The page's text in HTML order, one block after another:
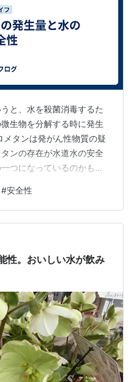
と、水を殺菌消毒するた
生物を分解する時に発生
タンは発がん性物質の疑
ンの存在が水道水の安全
つになっているのかもし
。 人間が生涯に渡って水
響を生じない水準である
道水は安心して飲む事が
このトリハロメタンを発
われるかもしれません。
の殺菌消毒を…
#安全性
性。おいしい水が飲み